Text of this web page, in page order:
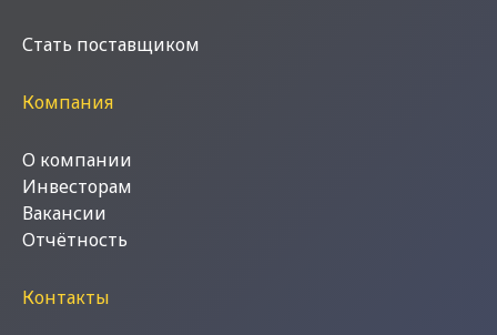
Стать поставщиком
Компания
О компании
Инвесторам
Вакансии
Отчётность
Контакты